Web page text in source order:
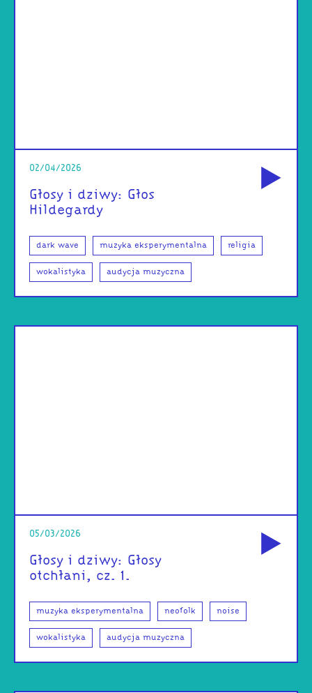
02/04/2026
Głosy i dziwy: Głos
Hildegardy
dark wave muzyka eksperymentalna religia
wokalistyka audycja muzyczna
05/03/2026
Głosy i dziwy: Głosy
otchłani, cz. 1.
muzyka eksperymentalna neofolk noise
wokalistyka audycja muzyczna